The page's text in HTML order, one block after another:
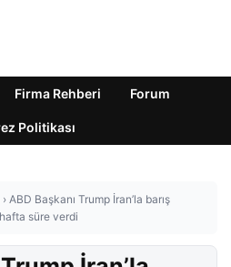
Firma Rehberi Forum
Politikası
› ABD Başkanı Trump İran’la barış
süre verdi